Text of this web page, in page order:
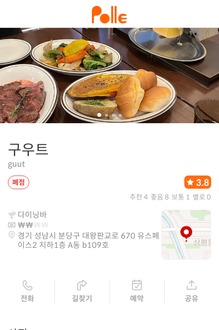
구우트
guut
폐점 3.8
추천 4 좋음 8 보통 1 별로 0
다이닝바
경기 성남시 분당구 대왕판교로 670 유스페
이스2 지하1층 A동 b109호
전화 길찾기 예약 공유